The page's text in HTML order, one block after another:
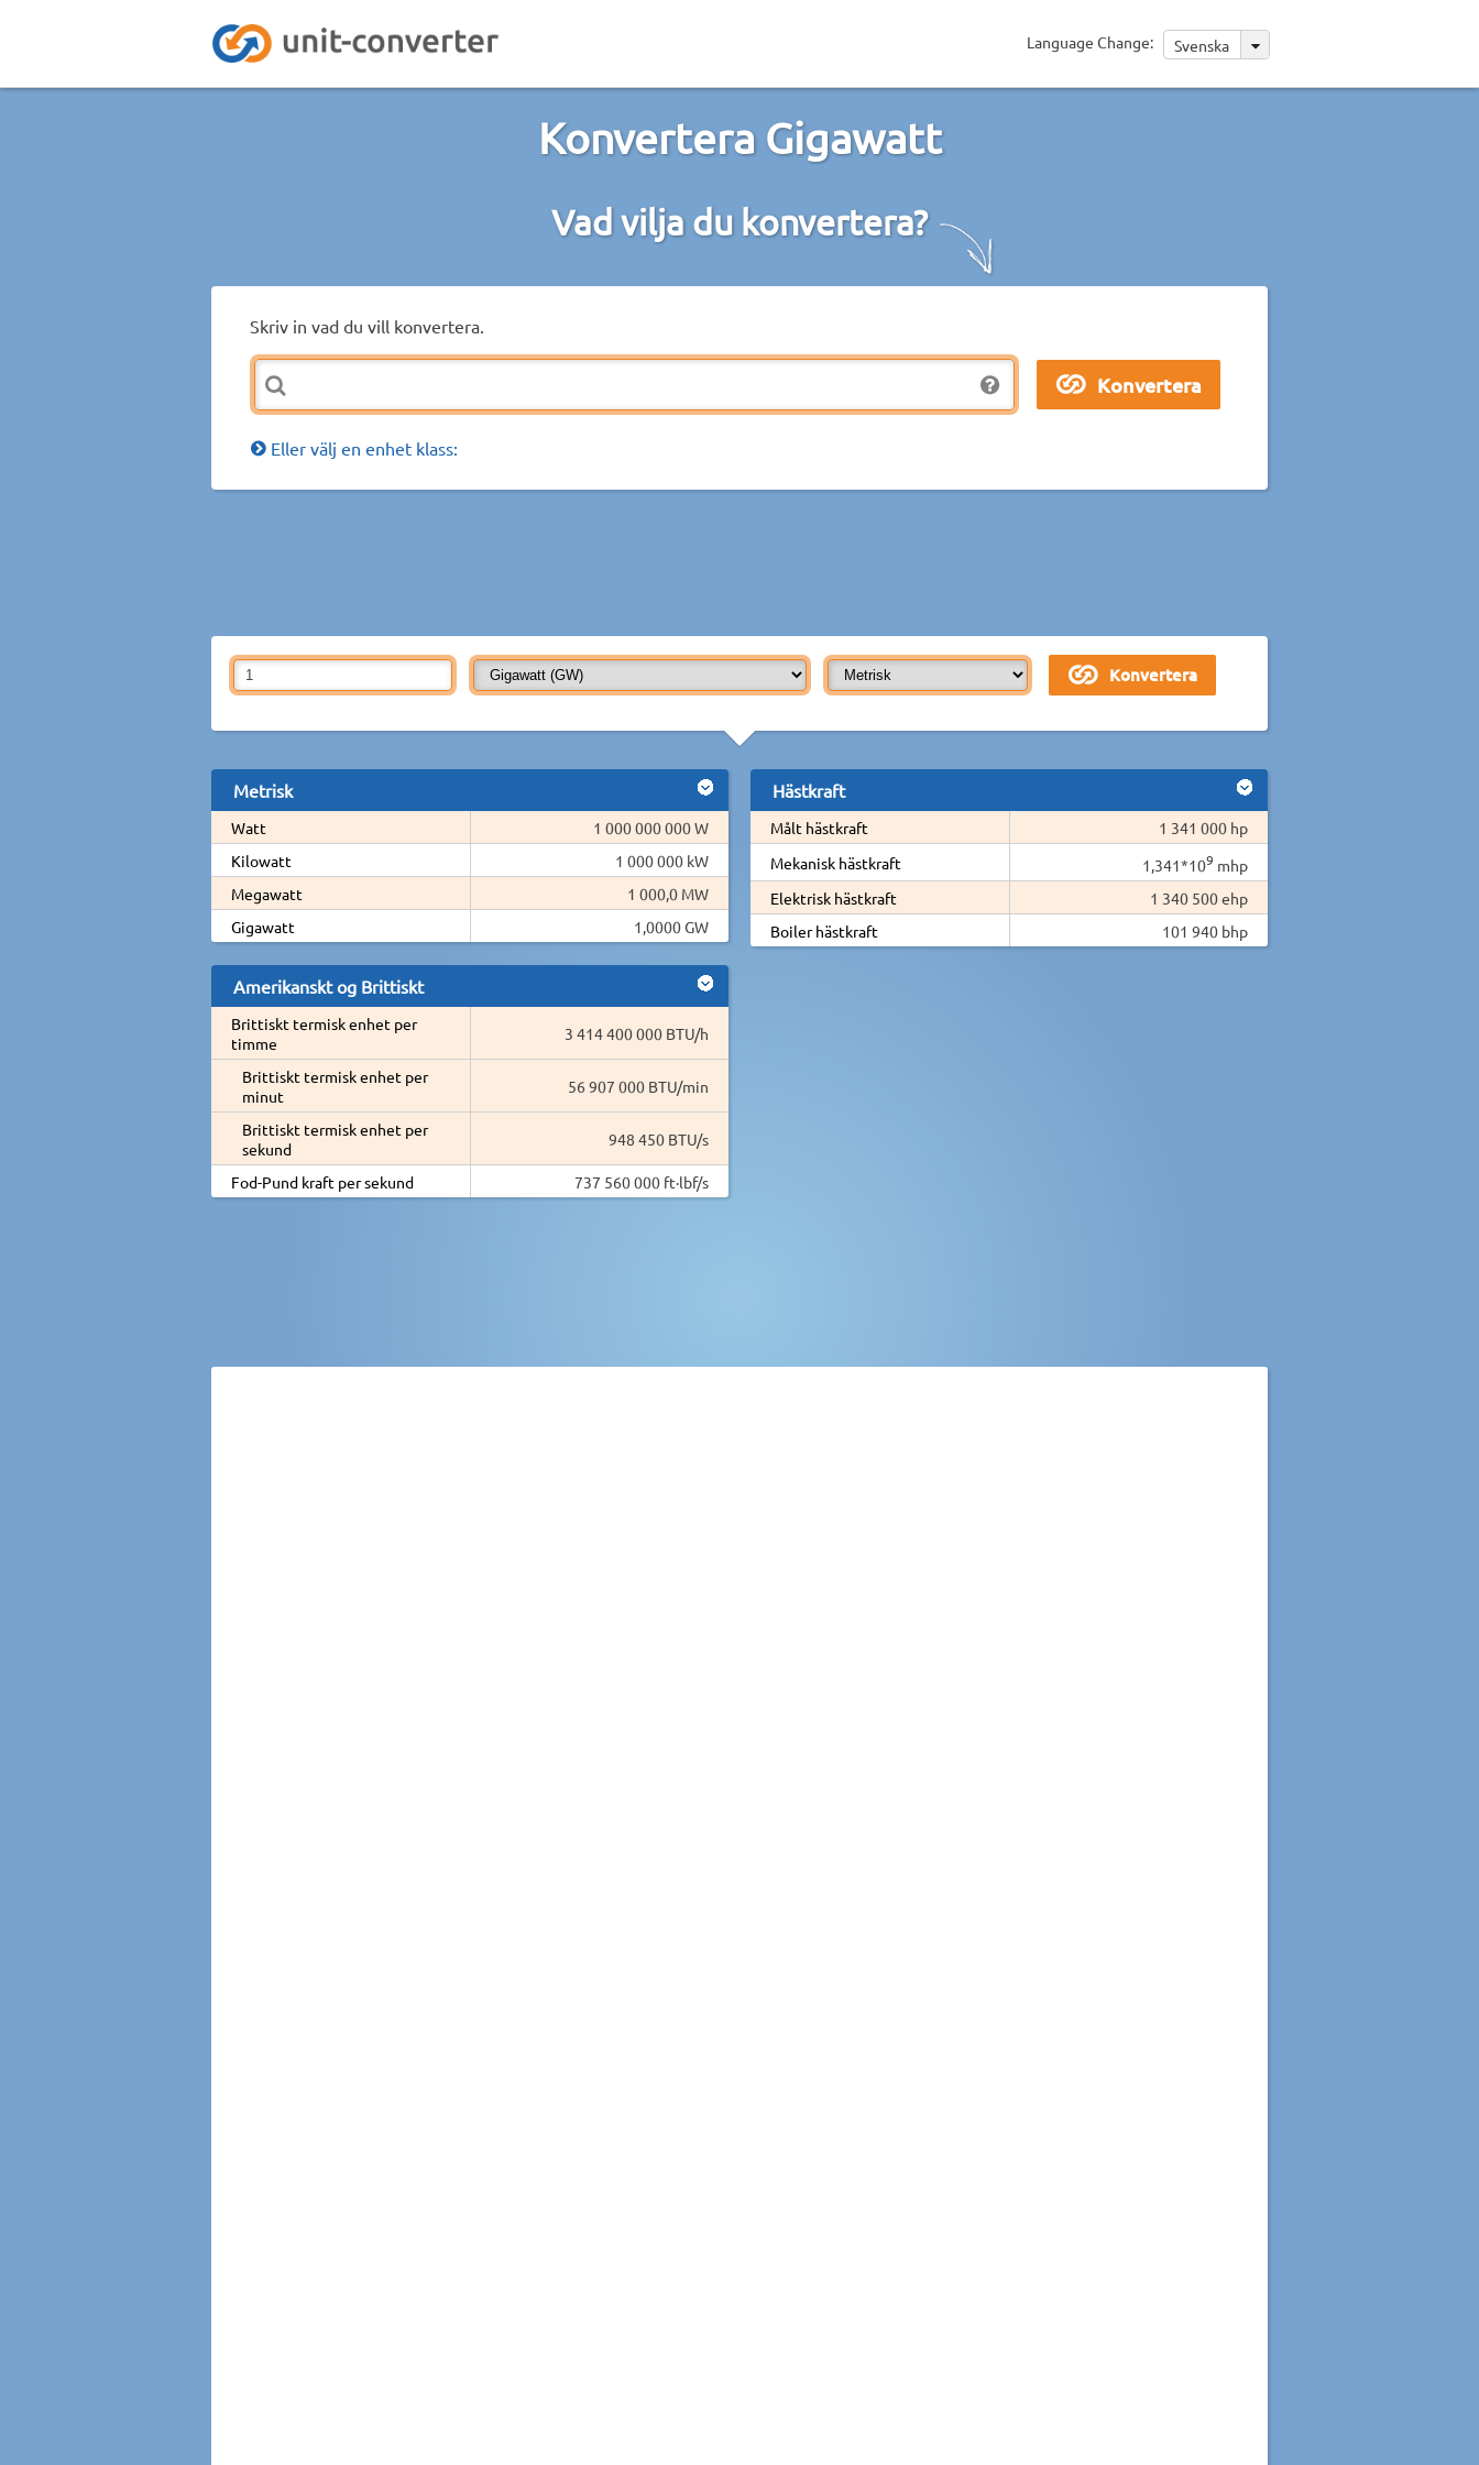
Language Change: Svenska
Konvertera Gigawatt
Vad vilja du konvertera?
Skriv in vad du vill konvertera.
Eller välj en enhet klass:
Metrisk
Watt
1 000 000 000 W
Kilowatt
1 000 000 kW
Megawatt
1 000,0 MW
Gigawatt
1,0000 GW
Amerikanskt og Brittiskt
Brittiskt termisk enhet per
timme
3 414 400 000 BTU/h
Brittiskt termisk enhet per
minut
56 907 000 BTU/min
Brittiskt termisk enhet per
sekund
948 450 BTU/s
Fod-Pund kraft per sekund 737 560 000 ft·lbf/s
Hästkraft
Målt hästkraft
1 341 000 hp
Mekanisk hästkraft
1,341*109 mhp
Elektrisk hästkraft
1 340 500 ehp
Boiler hästkraft
101 940 bhp